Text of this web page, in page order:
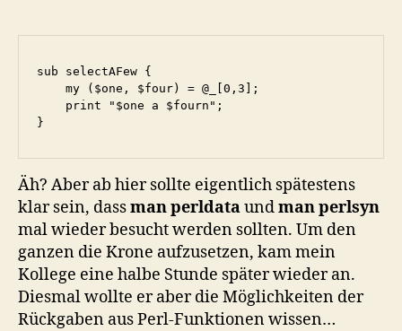
sub selectAFew {
    my ($one, $four) = @_[0,3];
    print "$one a $fourn";
}
Äh? Aber ab hier sollte eigentlich spätestens
klar sein, dassman perldataundman perlsyn
mal wieder besucht werden sollten. Um den
ganzen die Krone aufzusetzen, kam mein
Kollege eine halbe Stunde später wieder an.
Diesmal wollte er aber die Möglichkeiten der
Rückgaben aus Perl-Funktionen wissen…